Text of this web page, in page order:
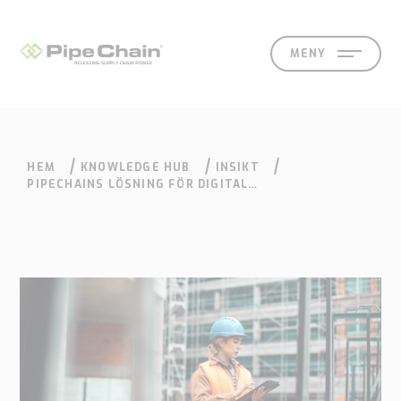
MENY
LÖSNINGARSUPPORTKONTAKTSÖK
vivi
Knowledge
hub
Kontakt
Våra
HEM KNOWLEDGE HUB
INSIKT
PIPECHAINS LÖSNING FÖR DIGITAL